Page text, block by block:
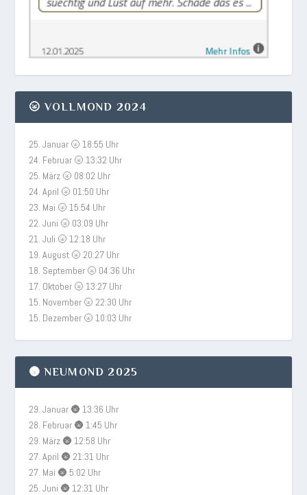
🌝 VOLLMOND 2024
25. Januar 🌝 18:55 Uhr
24. Februar 🌝 13:32 Uhr
25. März 🌝 08:02 Uhr
24. April 🌝 01:50 Uhr
23. Mai 🌝 15:54 Uhr
22. Juni 🌝 03:09 Uhr
21. Juli 🌝 12:18 Uhr
19. August 🌝 20:27 Uhr
18. September 🌝 04:36 Uhr
17. Oktober 🌝 13:27 Uhr
15. November 🌝 22:30 Uhr
15. Dezember 🌝 10:03 Uhr
🌚 NEUMOND 2025
29. Januar 🌚 13:36 Uhr
28. Februar 🌚 1:45 Uhr
29. März 🌚 12:58 Uhr
27. April 🌚 21:31 Uhr
27. Mai 🌚 5:02 Uhr
25. Juni 🌚 12:31 Uhr